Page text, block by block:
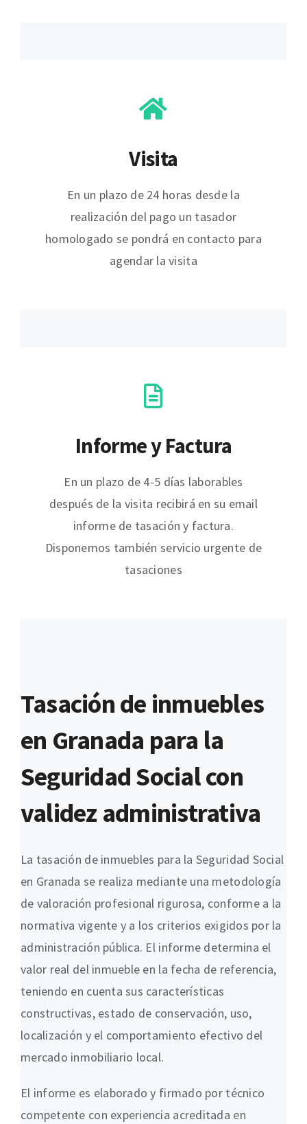
Visita
En un plazo de 24 horas desde la
realización del pago un tasador
homologado se pondrá en contacto para
agendar la visita
Informe y Factura
En un plazo de 4-5 días laborables
después de la visita recibirá en su email
informe de tasación y factura.
Disponemos también servicio urgente de
tasaciones
Tasación de inmuebles
en Granada para la
Seguridad Social con
validez administrativa
La tasación de inmuebles para la Seguridad Social
en Granada se realiza mediante una metodología
de valoración profesional rigurosa, conforme a la
normativa vigente y a los criterios exigidos por la
administración pública. El informe determina el
valor real del inmueble en la fecha de referencia,
teniendo en cuenta sus características
constructivas, estado de conservación, uso,
localización y el comportamiento efectivo del
mercado inmobiliario local.
El informe es elaborado y firmado por técnico
competente con experiencia acreditada en